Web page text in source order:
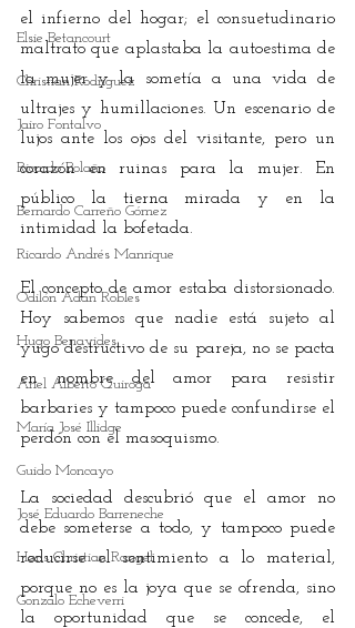
Elsie Betancourt
Christian Rodríguez
Jairo Fontalvo
Ricardo Bolaño
Bernardo Carreño Gómez
Ricardo Andrés Manrique
Odilón Adán Robles
Hugo Benavides
Ariel Alberto Quiroga
María José Illidge
Guido Moncayo
José Eduardo Barreneche
Hans Christian Rangel
Gonzalo Echeverri
el infierno del hogar; el consuetudinario
maltrato que aplastaba la autoestima de
la mujer y la sometía a una vida de
ultrajes y humillaciones. Un escenario de
lujos ante los ojos del visitante, pero un
corazón en ruinas para la mujer. En
público la tierna mirada y en la
intimidad la bofetada.
El concepto de amor estaba distorsionado.
Hoy sabemos que nadie está sujeto al
yugo destructivo de su pareja, no se pacta
en nombre del amor para resistir
barbaries y tampoco puede confundirse el
perdón con el masoquismo.
La sociedad descubrió que el amor no
debe someterse a todo, y tampoco puede
reducirse el sentimiento a lo material,
porque no es la joya que se ofrenda, sino
la oportunidad que se concede, el